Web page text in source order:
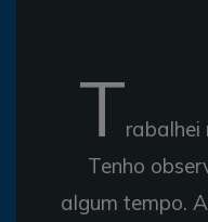
Trabalhei
Tenho
algum tempo.